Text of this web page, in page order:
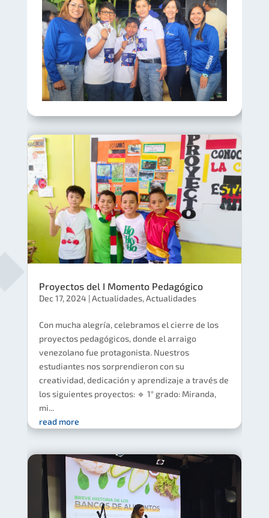
Proyectos del I Momento Pedagógico
Dec 17, 2024 |Actualidades,Actualidades
Con mucha alegría, celebramos el cierre de los
proyectos pedagógicos, donde el arraigo
venezolano fue protagonista. Nuestros
estudiantes nos sorprendieron con su
creatividad, dedicación y aprendizaje a través de
los siguientes proyectos: 🔹 1° grado: Miranda,
mi...
read more